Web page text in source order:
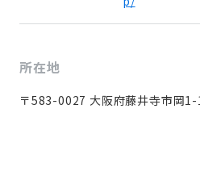
所在地
〒583-0027 大阪府藤井寺市岡